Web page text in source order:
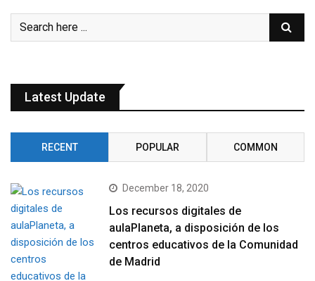
Latest Update
RECENT POPULAR COMMON
December 18, 2020
Los recursos digitales de
aulaPlaneta, a disposición de los
centros educativos de la Comunidad
de Madrid